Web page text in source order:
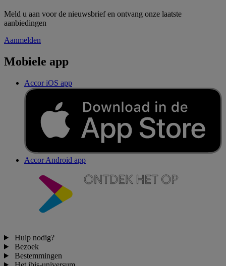
Meld u aan voor de nieuwsbrief en ontvang onze laatste
aanbiedingen
Aanmelden
Mobiele app
Accor iOS app
Accor Android app
Hulp nodig?
Bezoek
Bestemmingen